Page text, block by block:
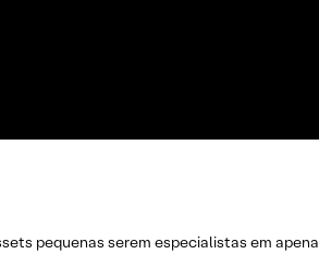
pequenas serem especialistas em